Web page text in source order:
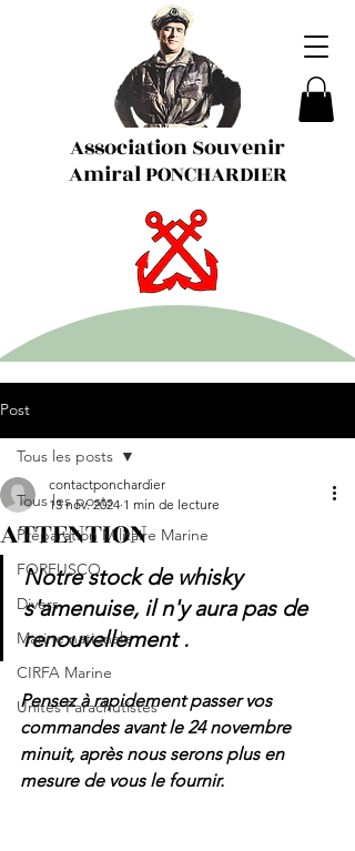
Association Souvenir
Amiral PONCHARDIER
Post
Tous les posts
Préparation Militaire Marine
FORFUSCO
Divers
Marine nationale
CIRFA Marine
Unités Parachutistes
Tous les posts
ATTENTION
contactponchardier
13 nov. 2024 1 min de lecture
Notre stock de whisky
s'amenuise, il n'y aura pas de
renouvellement .
Pensez à rapidement passer vos
commandes avant le 24 novembre
minuit, après nous serons plus en
mesure de vous le fournir.